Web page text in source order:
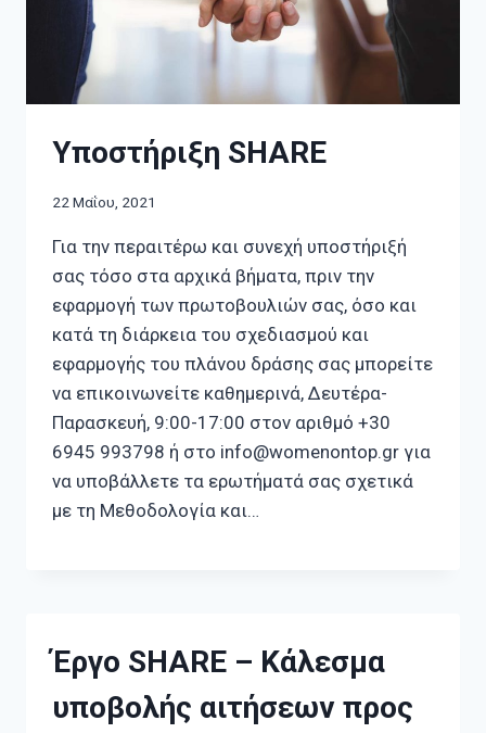
Υποστήριξη SHARE
22 Μαΐου, 2021
Για την περαιτέρω και συνεχή υποστήριξή
σας τόσο στα αρχικά βήματα, πριν την
εφαρμογή των πρωτοβουλιών σας, όσο και
κατά τη διάρκεια του σχεδιασμού και
εφαρμογής του πλάνου δράσης σας μπορείτε
να επικοινωνείτε καθημερινά, Δευτέρα-
Παρασκευή, 9:00-17:00 στον αριθμό +30
6945 993798 ή στο info@womenontop.gr για
να υποβάλλετε τα ερωτήματά σας σχετικά
με τη Μεθοδολογία και…
Έργο SHARE – Κάλεσμα
υποβολής αιτήσεων προς